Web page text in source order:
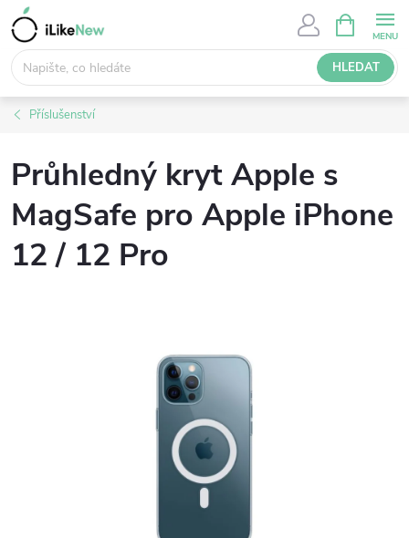
Přejít
na
obsah
HLEDAT
NÁKUPNÍ
KOŠÍK
Příslušenství
Průhledný kryt Apple s
MagSafe pro Apple iPhone
12 / 12 Pro